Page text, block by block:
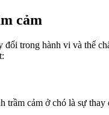
cảm
đổi trong hành vi và thể
trầm cảm ở chó là sự